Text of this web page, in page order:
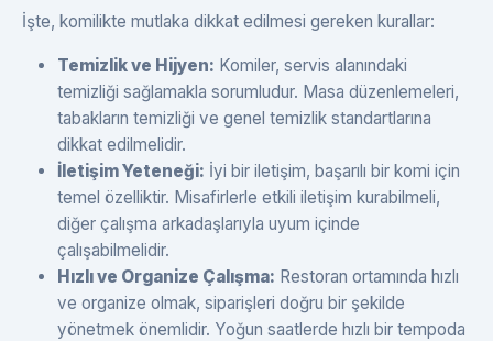
İşte, komilikte mutlaka dikkat edilmesi gereken kurallar:
Temizlik ve Hijyen: Komiler, servis alanındaki
temizliği sağlamakla sorumludur. Masa düzenlemeleri,
tabakların temizliği ve genel temizlik standartlarına
dikkat edilmelidir.
İletişim Yeteneği: İyi bir iletişim, başarılı bir komi için
temel özelliktir. Misafirlerle etkili iletişim kurabilmeli,
diğer çalışma arkadaşlarıyla uyum içinde
çalışabilmelidir.
Hızlı ve Organize Çalışma: Restoran ortamında hızlı
ve organize olmak, siparişleri doğru bir şekilde
yönetmek önemlidir. Yoğun saatlerde hızlı bir tempoda